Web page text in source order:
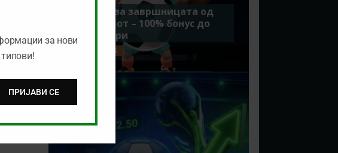
Идеално за завршницата од
Мундијалот – 100% бонус до
7500 денари
ЈУЛИ 15, 2026
за нови
ПРИЈАВИ СЕ